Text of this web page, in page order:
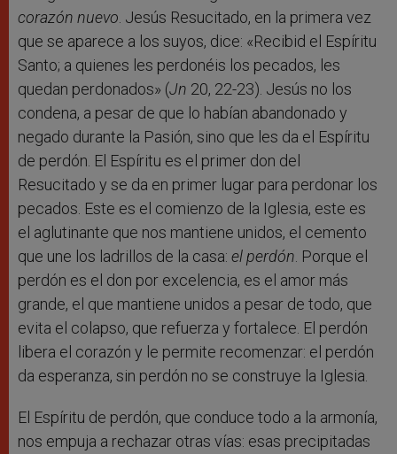
corazón nuevo . Jesús Resucitado, en la primera vez
que se aparece a los suyos, dice: «Recibid el Espíritu
Santo; a quienes les perdonéis los pecados, les
quedan perdonados» (Jn 20, 22-23). Jesús no los
condena, a pesar de que lo habían abandonado y
negado durante la Pasión, sino que les da el Espíritu
de perdón. El Espíritu es el primer don del
Resucitado y se da en primer lugar para perdonar los
pecados. Este es el comienzo de la Iglesia, este es
el aglutinante que nos mantiene unidos, el cemento
que une los ladrillos de la casa: el perdón . Porque el
perdón es el don por excelencia, es el amor más
grande, el que mantiene unidos a pesar de todo, que
evita el colapso, que refuerza y fortalece. El perdón
libera el corazón y le permite recomenzar: el perdón
da esperanza, sin perdón no se construye la Iglesia.
El Espíritu de perdón, que conduce todo a la armonía,
nos empuja a rechazar otras vías: esas precipitadas